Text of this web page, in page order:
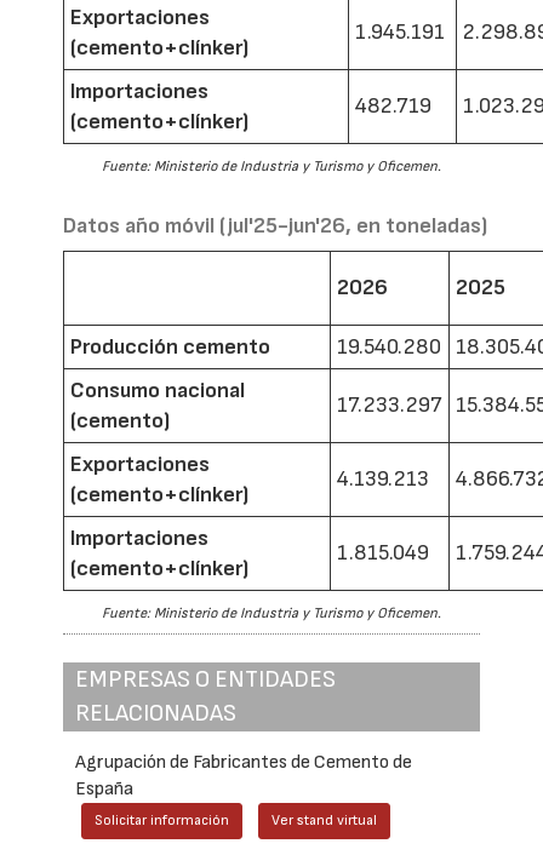
Exportaciones
(cemento+clínker)
1.945.191
Importaciones
(cemento+clínker)
482.719
Fuente: Ministerio de Industria y Turismo y Oficemen.
Datos año móvil (jul'25-jun'26, en toneladas)
2026 2025
Producción cemento 19.540.280
Consumo nacional
(cemento)
17.233.297
Exportaciones
(cemento+clínker)
4.139.213
Importaciones
(cemento+clínker)
1.815.049
Fuente: Ministerio de Industria y Turismo y Oficemen.
EMPRESAS O ENTIDADES
RELACIONADAS
Agrupación de Fabricantes de Cemento de
España
Solicitar información Ver stand virtual